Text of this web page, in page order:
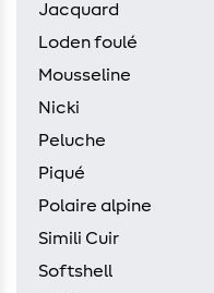
Jacquard
Loden foulé
Mousseline
Nicki
Peluche
Piqué
Polaire alpine
Simili Cuir
Softshell